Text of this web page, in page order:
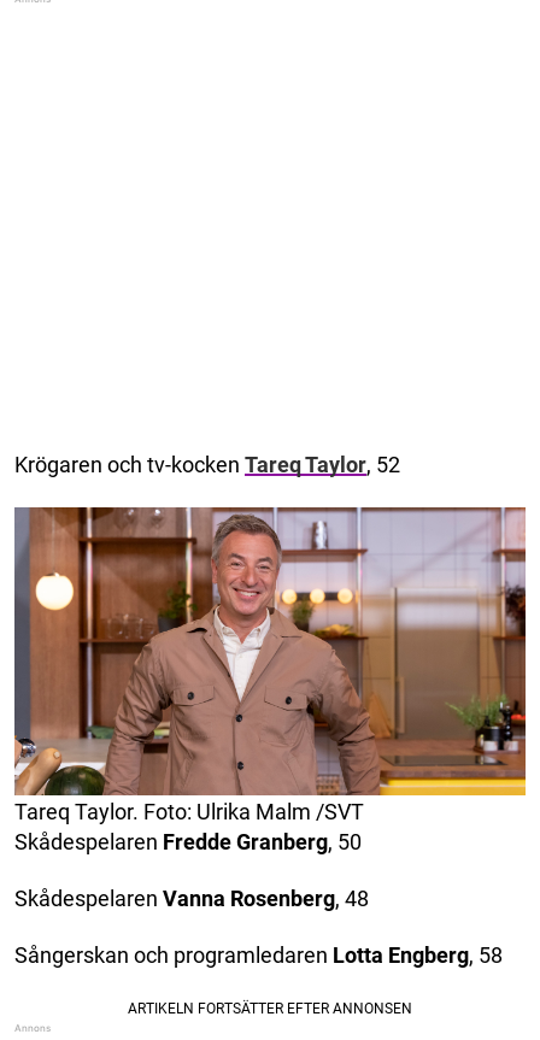
Krögaren och tv-kocken Tareq Taylor, 52
Tareq Taylor. Foto: Ulrika Malm /SVT
Skådespelaren Fredde Granberg, 50
Skådespelaren Vanna Rosenberg, 48
Sångerskan och programledaren Lotta Engberg, 58